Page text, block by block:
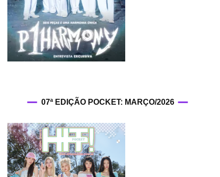
07ª EDIÇÃO POCKET: MARÇO/2026